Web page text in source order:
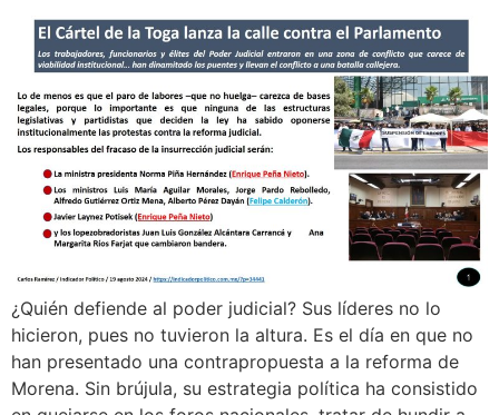
¿Quién defiende al poder judicial? Sus líderes no lo
hicieron, pues no tuvieron la altura. Es el día en que no
han presentado una contrapropuesta a la reforma de
Morena. Sin brújula, su estrategia política ha consistido